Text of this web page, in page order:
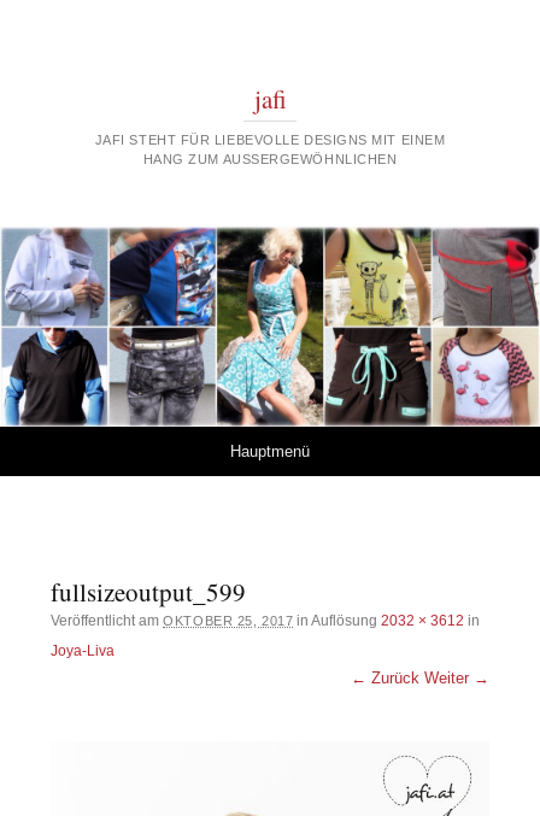
jafi
JAFI STEHT FÜR LIEBEVOLLE DESIGNS MIT EINEM
HANG ZUM AUSSERGEWÖHNLICHEN
Hauptmenü
fullsizeoutput_599
Veröffentlicht amOKTOBER 25, 2017 in Auflösung2032 × 3612 in
Joya-Liva
← Zurück Weiter →